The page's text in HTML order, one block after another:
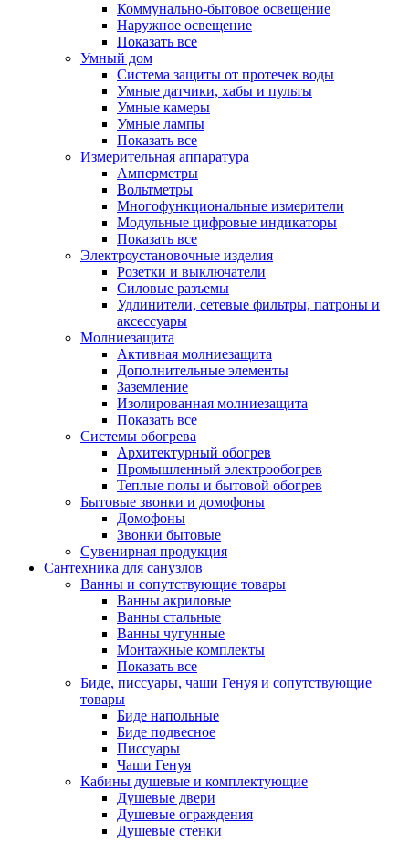
Коммунально-бытовое освещение
Наружное освещение
Показать все
Умный дом
Система защиты от протечек воды
Умные датчики, хабы и пульты
Умные камеры
Умные лампы
Показать все
Измерительная аппаратура
Амперметры
Вольтметры
Многофункциональные измерители
Модульные цифровые индикаторы
Показать все
Электроустановочные изделия
Розетки и выключатели
Силовые разъемы
Удлинители, сетевые фильтры, патроны и
аксессуары
Молниезащита
Активная молниезащита
Дополнительные элементы
Заземление
Изолированная молниезащита
Показать все
Системы обогрева
Архитектурный обогрев
Промышленный электрообогрев
Теплые полы и бытовой обогрев
Бытовые звонки и домофоны
Домофоны
Звонки бытовые
Сувенирная продукция
Сантехника для санузлов
Ванны и сопутствующие товары
Ванны акриловые
Ванны стальные
Ванны чугунные
Монтажные комплекты
Показать все
Биде, писсуары, чаши Генуя и сопутствующие
товары
Биде напольные
Биде подвесное
Писсуары
Чаши Генуя
Кабины душевые и комплектующие
Душевые двери
Душевые ограждения
Душевые стенки